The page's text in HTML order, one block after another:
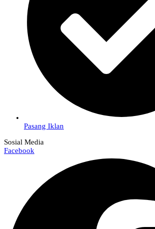
Pasang Iklan
Sosial Media
Facebook